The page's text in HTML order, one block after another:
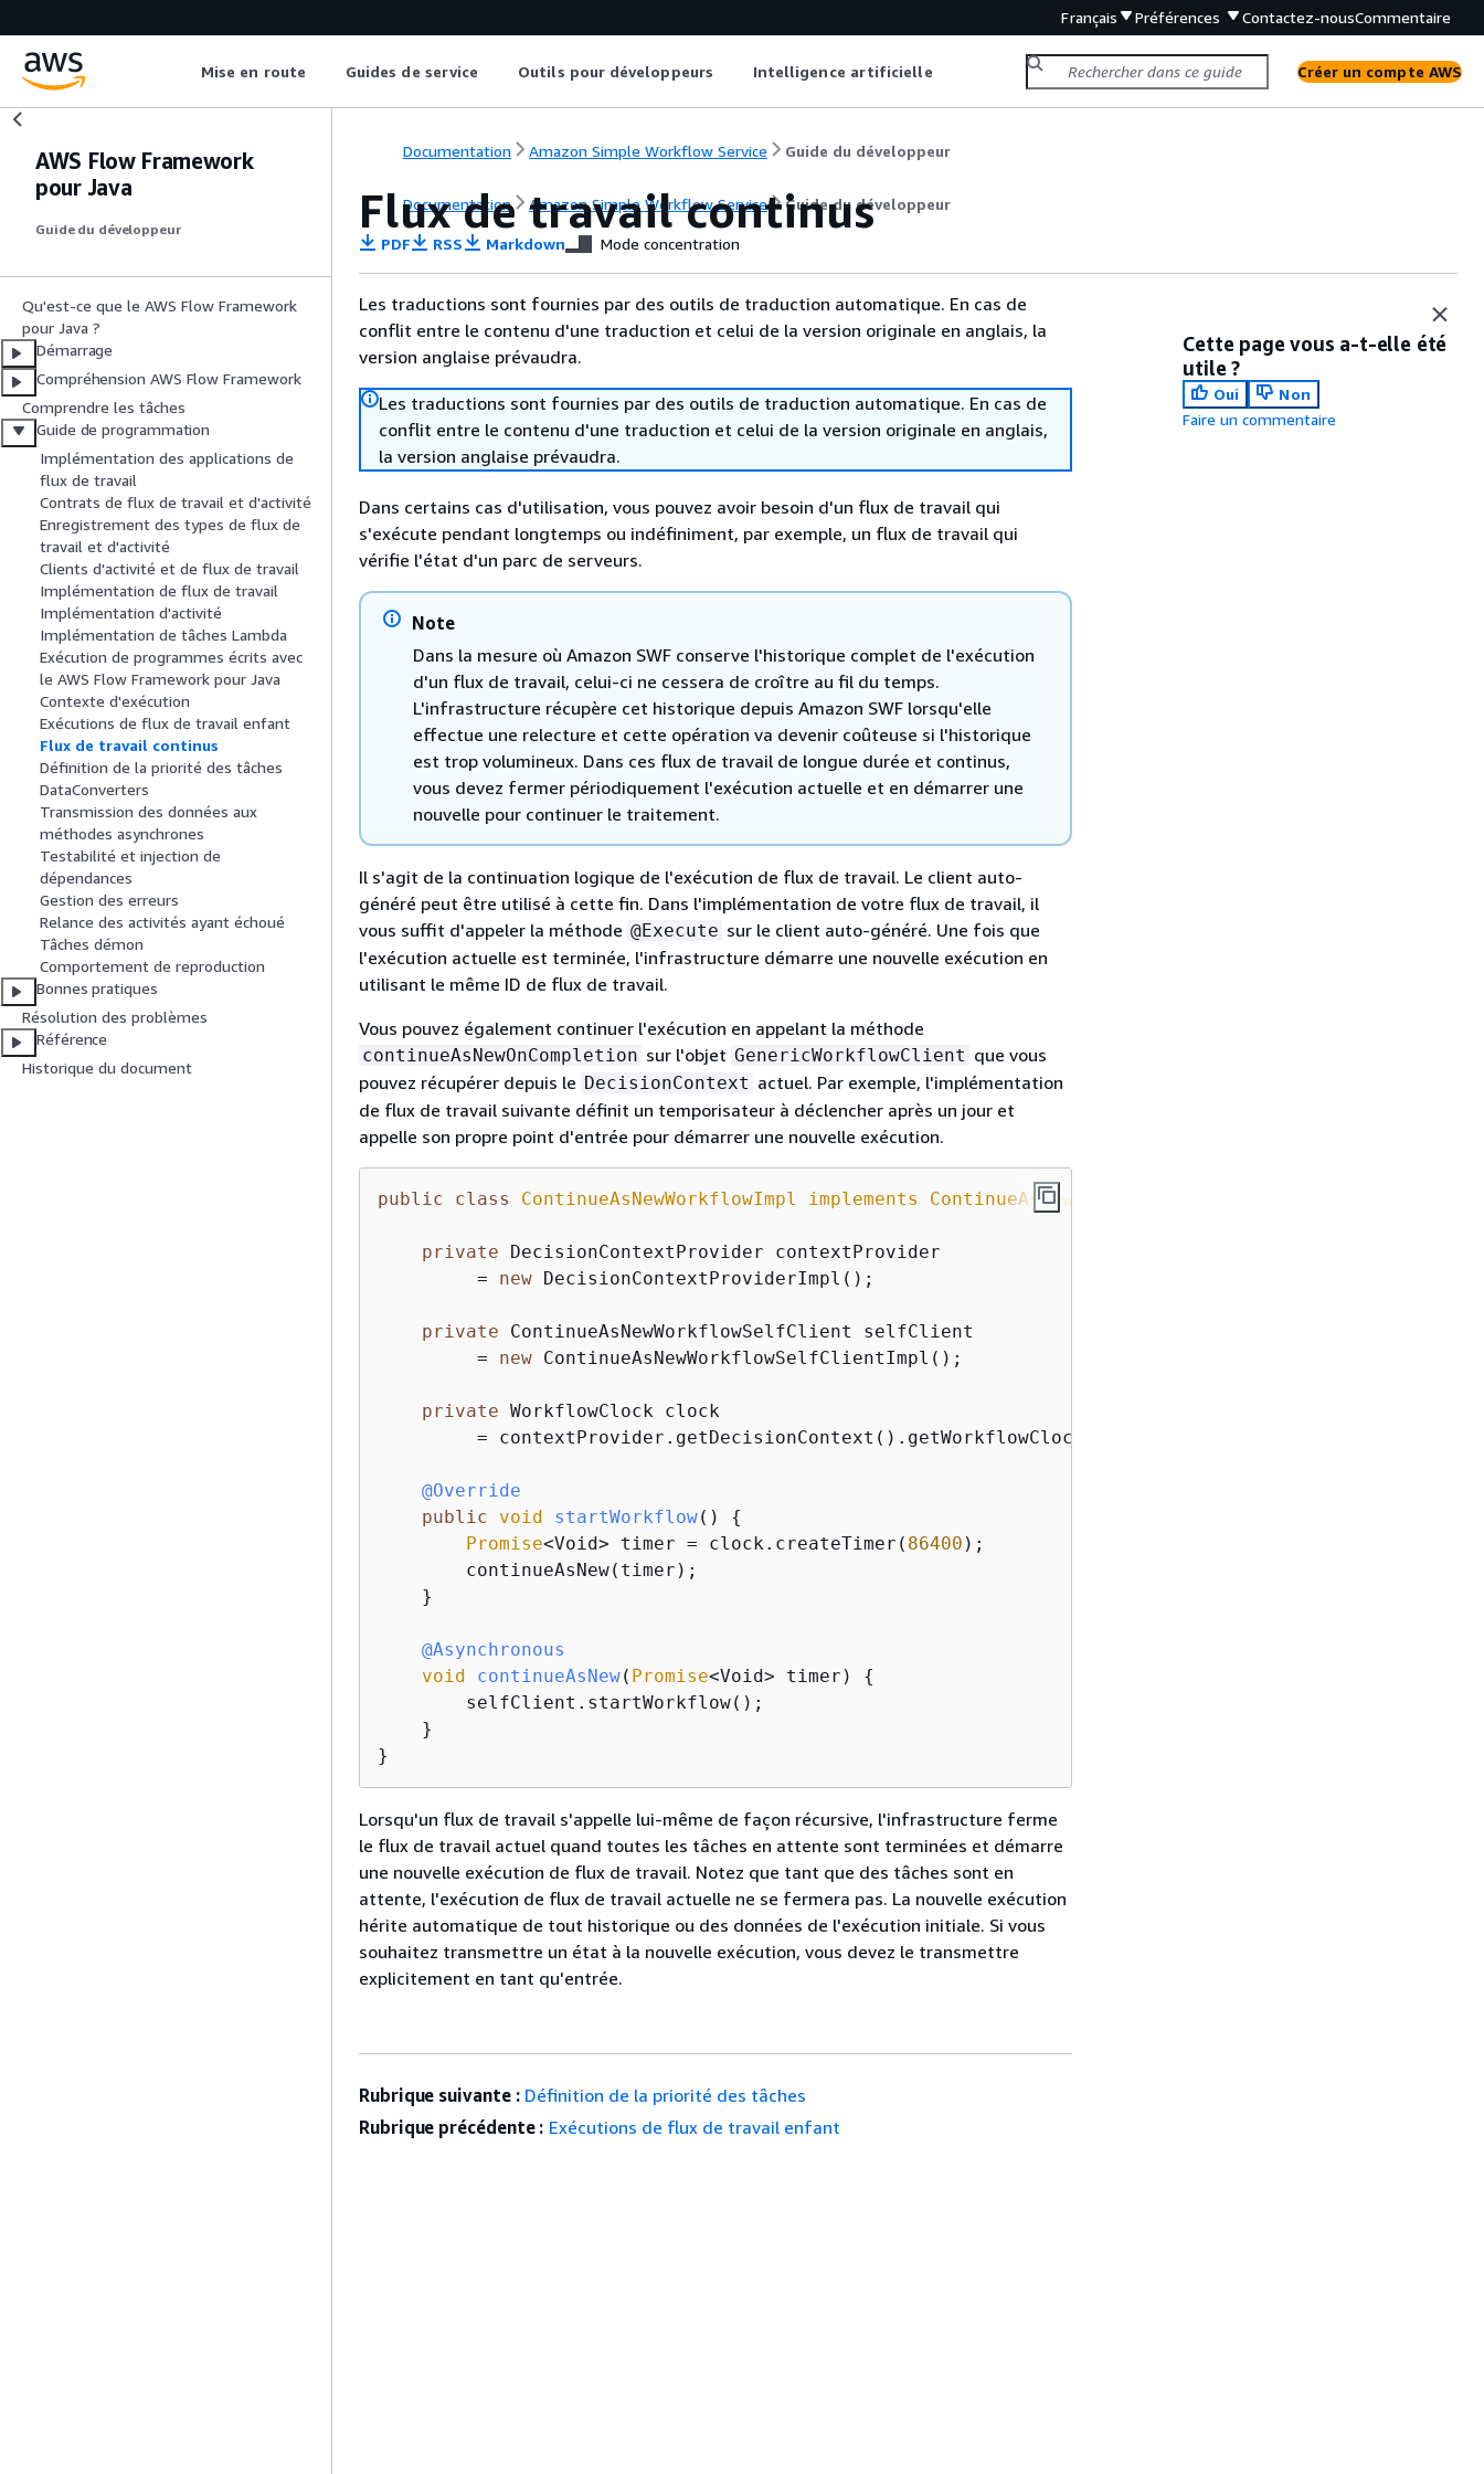
Français Préférences Contactez-nousCommentaire
Mise en route Guides de service Outils pour développeurs Intelligence artificielle Créer un compte AWS
AWS Flow Framework
pour Java
Guide du développeur
Qu'est-ce que le AWS Flow Framework
pour Java ?
Démarrage
Compréhension AWS Flow Framework
Comprendre les tâches
Guide de programmation
Implémentation des applications de
flux de travail
Contrats de flux de travail et d'activité
Enregistrement des types de flux de
travail et d'activité
Clients d'activité et de flux de travail
Implémentation de flux de travail
Implémentation d'activité
Implémentation de tâches Lambda
Exécution de programmes écrits avec
le AWS Flow Framework pour Java
Contexte d'exécution
Exécutions de flux de travail enfant
Flux de travail continus
Définition de la priorité des tâches
DataConverters
Transmission des données aux
méthodes asynchrones
Testabilité et injection de
dépendances
Gestion des erreurs
Relance des activités ayant échoué
Tâches démon
Comportement de reproduction
Bonnes pratiques
Résolution des problèmes
Référence
Historique du document
Documentation Amazon Simple Workflow Service Guide du développeur
Documentation Amazon Simple Workflow Service Guide du développeur
Flux de travail continus
PDF RSS Markdown Mode concentration
Les traductions sont fournies par des outils de traduction automatique. En cas de
conflit entre le contenu d'une traduction et celui de la version originale en anglais, la
version anglaise prévaudra.
Les traductions sont fournies par des outils de traduction automatique. En cas de
conflit entre le contenu d'une traduction et celui de la version originale en anglais,
la version anglaise prévaudra.
Dans certains cas d'utilisation, vous pouvez avoir besoin d'un flux de travail qui
s'exécute pendant longtemps ou indéfiniment, par exemple, un flux de travail qui
vérifie l'état d'un parc de serveurs.
Note
Dans la mesure où Amazon SWF conserve l'historique complet de l'exécution
d'un flux de travail, celui-ci ne cessera de croître au fil du temps.
L'infrastructure récupère cet historique depuis Amazon SWF lorsqu'elle
effectue une relecture et cette opération va devenir coûteuse si l'historique
est trop volumineux. Dans ces flux de travail de longue durée et continus,
vous devez fermer périodiquement l'exécution actuelle et en démarrer une
nouvelle pour continuer le traitement.
Il s'agit de la continuation logique de l'exécution de flux de travail. Le client auto-
généré peut être utilisé à cette fin. Dans l'implémentation de votre flux de travail, il
vous suffit d'appeler la méthode @Execute sur le client auto-généré. Une fois que
l'exécution actuelle est terminée, l'infrastructure démarre une nouvelle exécution en
utilisant le même ID de flux de travail.
Vous pouvez également continuer l'exécution en appelant la méthode
continueAsNewOnCompletion sur l'objet GenericWorkflowClient que vous
pouvez récupérer depuis le DecisionContext actuel. Par exemple, l'implémentation
de flux de travail suivante définit un temporisateur à déclencher après un jour et
appelle son propre point d'entrée pour démarrer une nouvelle exécution.
public class ContinueAsNewWorkflowImpl implements ContinueAsNewWorkflow
private DecisionContextProvider contextProvider
         =
new DecisionContextProviderImpl();
private ContinueAsNewWorkflowSelfClient selfClient
         =
new ContinueAsNewWorkflowSelfClientImpl();
private WorkflowClock clock
         = contextProvider.getDecisionContext().getWorkflowClock();
@Override
public
void startWorkflow( )
{
Promise<Void> timer = clock.createTimer( 86400 );
        continueAsNew(timer);
    }
@Asynchronous
void
continueAsNew( Promise<Void> timer )
{
        selfClient.startWorkflow();
    }
}
Lorsqu'un flux de travail s'appelle lui-même de façon récursive, l'infrastructure ferme
le flux de travail actuel quand toutes les tâches en attente sont terminées et démarre
une nouvelle exécution de flux de travail. Notez que tant que des tâches sont en
attente, l'exécution de flux de travail actuelle ne se fermera pas. La nouvelle exécution
hérite automatique de tout historique ou des données de l'exécution initiale. Si vous
souhaitez transmettre un état à la nouvelle exécution, vous devez le transmettre
explicitement en tant qu'entrée.
Cette page vous a-t-elle été
utile ?
Oui
Non
Faire un commentaire
Rubrique suivante : Définition de la priorité des tâches
Rubrique précédente : Exécutions de flux de travail enfant